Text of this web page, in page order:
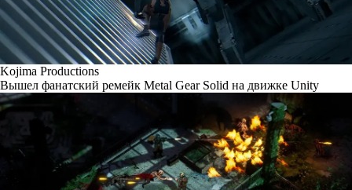
Kojima Productions
Вышел фанатский ремейк Metal Gear Solid на движке Unity